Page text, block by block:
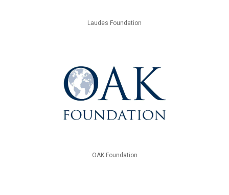
Laudes Foundation
OAK Foundation